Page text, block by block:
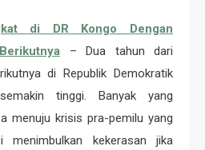
di DR Kongo Dengan
– Dua tahun dari
di Republik Demokratik
tinggi. Banyak yang
menuju krisis pra-pemilu yang
menimbulkan kekerasan jika